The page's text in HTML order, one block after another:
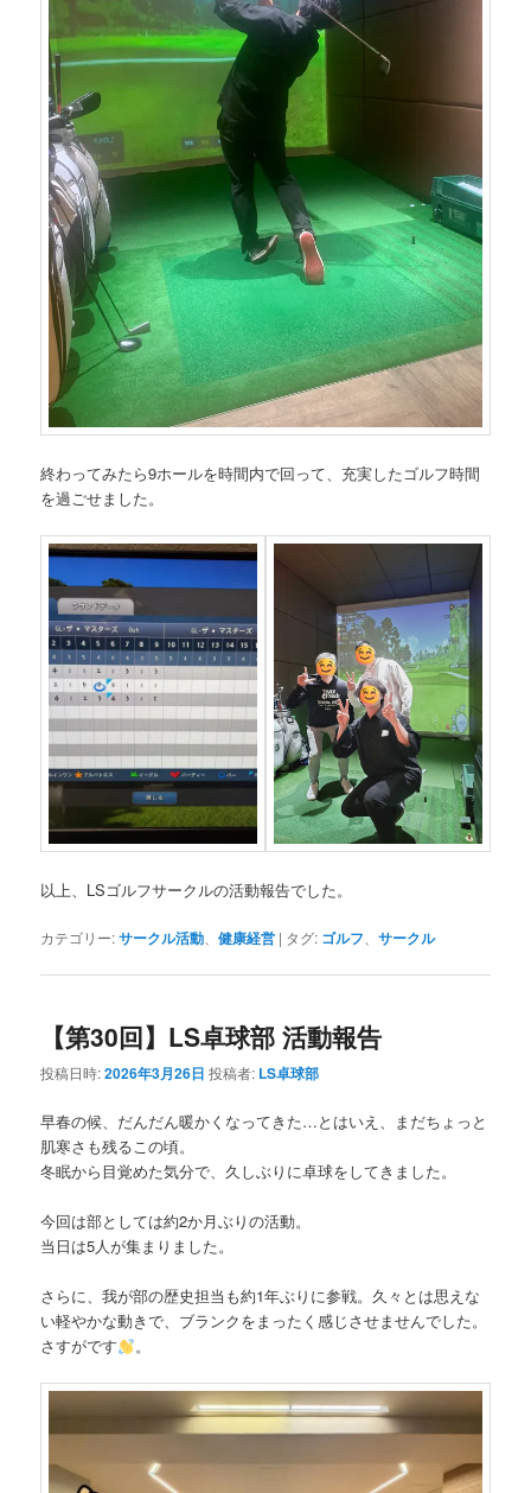
終わってみたら9ホールを時間内で回って、充実したゴルフ時間
を過ごせました。
以上、LSゴルフサークルの活動報告でした。
カテゴリー:サークル活動、健康経営 | タグ: ゴルフ、サークル
【第30回】LS卓球部 活動報告
投稿日時:2026年3月26日 投稿者: LS卓球部
早春の候、だんだん暖かくなってきた…とはいえ、まだちょっと
肌寒さも残るこの頃。
冬眠から目覚めた気分で、久しぶりに卓球をしてきました。
今回は部としては約2か月ぶりの活動。
当日は5人が集まりました。
さらに、我が部の歴史担当も約1年ぶりに参戦。久々とは思えな
い軽やかな動きで、ブランクをまったく感じさせませんでした。
さすがです
。